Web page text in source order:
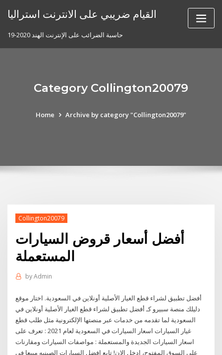
القيام ضريبي على الانترنت استراليا
حاسبة الضرائب على الإنترنت الهند 2020-19
Category Collington20079
Home Archive by category "Collington20079"
Collington20079
أفضل أسعار قروض السيارات
المستعملة
byAdmin
أفضل تطبيق لشراء قطع الغيار الأصلية أونلاين في السعودية. اختار موقع
دليلك منصة سبيرو كـ أفضل تطبيق لشراء قطع الغيار الأصلية أونلاين في
السعودية لما تقدمه من خدمات عبر منصتها الإلكترونية مثل طلب قطع
غيار السيارات اسعار السيارات في السعودية لعام 2021 : تعرف على
اسعار السيارات الجديدة والمستعملة : مواصفات السيارات ومقارنات
على السوق المفتوح، ادخل الان! تابع افضل السيارات الصينيه مبيعا في